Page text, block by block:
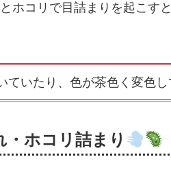
ホコリで目詰まりを起こす
ていたり、色が茶色く変色し
ホコリ詰まり